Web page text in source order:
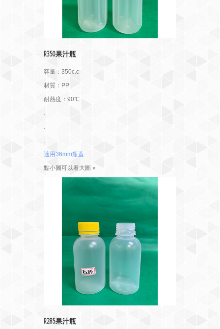
R350果汁瓶
容量：350c.c
材質：PP
耐熱度：90℃
.
.
.
適用36mm瓶蓋
點小圖可以看大圖 »
R285果汁瓶